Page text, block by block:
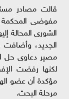
قالت مصادر
مفوضى المحكمة
الشورى المحالة
الجديد،
مصير دعاوى حل
لكنها رفضت
مؤكدة أن عضو
مرحلة البحث.